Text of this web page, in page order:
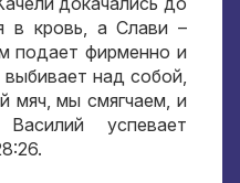
в кровь, а Слави –
подает фирменно и
над собой,
мяч, мы смягчаем, и
успевает